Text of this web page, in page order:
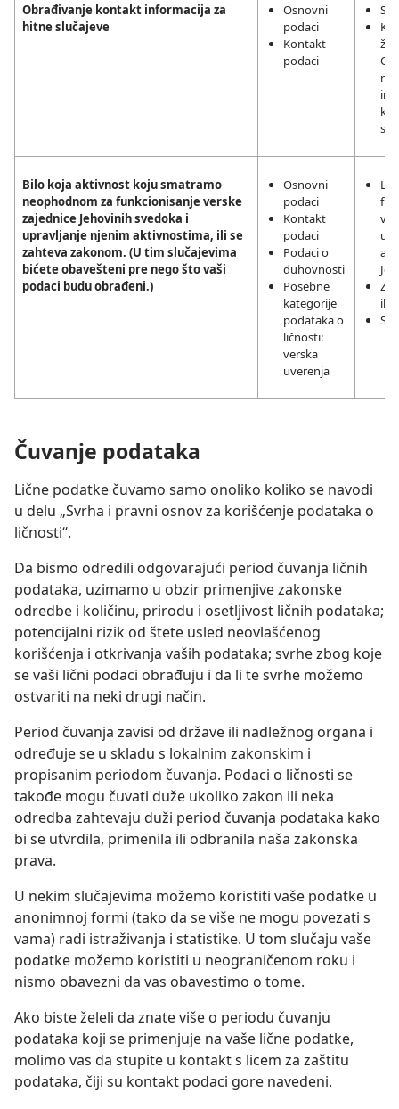
Obrađivanje kontakt informacija za
hitne slučajeve
Osnovni
podaci
Kontakt
podaci
Bilo koja aktivnost koju smatramo
neophodnom za funkcionisanje verske
zajednice Jehovinih svedoka i
upravljanje njenim aktivnostima, ili se
zahteva zakonom. (U tim slučajevima
bićete obavešteni pre nego što vaši
podaci budu obrađeni.)
Osnovni
podaci
Kontakt
podaci
Podaci o
duhovnosti
Posebne
kategorije
podataka o
ličnosti:
verska
uverenja
ili
Čuvanje podataka
Lične podatke čuvamo samo onoliko koliko se navodi
u delu „Svrha i pravni osnov za korišćenje podataka o
ličnosti“.
Da bismo odredili odgovarajući period čuvanja ličnih
podataka, uzimamo u obzir primenjive zakonske
odredbe i količinu, prirodu i osetljivost ličnih podataka;
potencijalni rizik od štete usled neovlašćenog
korišćenja i otkrivanja vaših podataka; svrhe zbog koje
se vaši lični podaci obrađuju i da li te svrhe možemo
ostvariti na neki drugi način.
Period čuvanja zavisi od države ili nadležnog organa i
određuje se u skladu s lokalnim zakonskim i
propisanim periodom čuvanja. Podaci o ličnosti se
takođe mogu čuvati duže ukoliko zakon ili neka
odredba zahtevaju duži period čuvanja podataka kako
bi se utvrdila, primenila ili odbranila naša zakonska
prava.
U nekim slučajevima možemo koristiti vaše podatke u
anonimnoj formi (tako da se više ne mogu povezati s
vama) radi istraživanja i statistike. U tom slučaju vaše
podatke možemo koristiti u neograničenom roku i
nismo obavezni da vas obavestimo o tome.
Ako biste želeli da znate više o periodu čuvanju
podataka koji se primenjuje na vaše lične podatke,
molimo vas da stupite u kontakt s licem za zaštitu
podataka, čiji su kontakt podaci gore navedeni.